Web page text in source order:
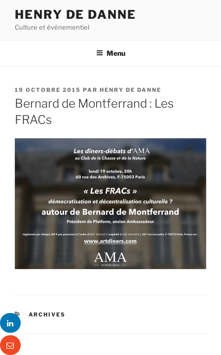
contenu
HENRY DE DANNE
Culture et événementiel
Menu
PUBLIÉ
LE
19 OCTOBRE 2015 PAR HENRY DE DANNE
Bernard de Montferrand : Les
FRACs
CATÉGORIES
ARCHIVES